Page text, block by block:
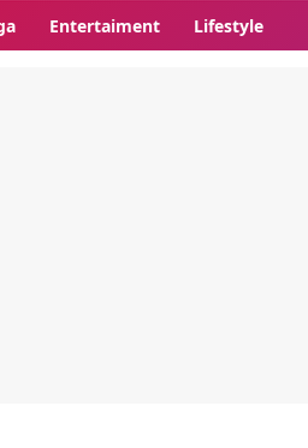
Entertaiment Lifestyle